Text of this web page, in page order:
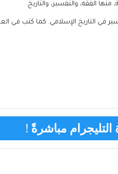
الفقه، والتفسير، والتاريخ.
في التاريخ الإسلامي. كما كتب في
مباشرةً !